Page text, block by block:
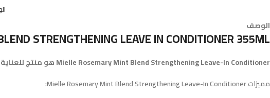
الوصف
STRENGTHENING LEAVE IN CONDITIONER 355ML
Mielle Rosemary Mint Blend Strengthening Leave-In Conditioner هو منتج للعناية بالشعر من Mielle Organics. إليك بعض المعلومات عن هذا المنتج:
مميزات Mielle Rosemary Mint Blend Strengthening Leave-In Conditioner: